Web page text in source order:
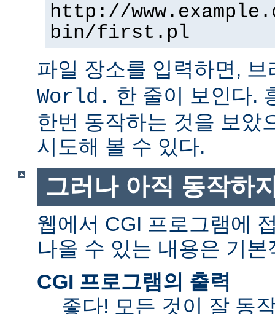
http://
bin/first.pl
파일 장소를 입력하면,
World. 한 줄이 보인다.
한번 동작하는 것을 보았
시도해 볼 수 있다.
그러나 아직 동작하
웹에서 CGI 프로그램에
나올 수 있는 내용은 기
CGI 프로그램의 출력
좋다! 모든 것이 잘 동